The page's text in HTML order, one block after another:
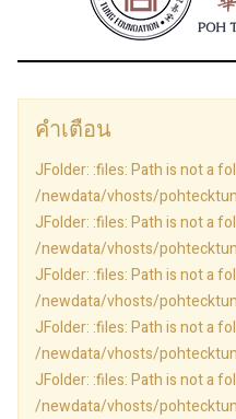
คำเตือน
JFolder: :files: Path is not a
/newdata/vhosts/
JFolder: :files: Path is not a
/newdata/vhosts/
JFolder: :files: Path is not a
/newdata/vhosts/
JFolder: :files: Path is not a
/newdata/vhosts/
JFolder: :files: Path is not a
/newdata/vhosts/